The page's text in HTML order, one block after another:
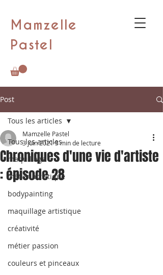
Mamzelle
Pastel
Post
Tous les articles
maquillage
métier artistique
bodypainting
maquillage artistique
créativité
métier passion
couleurs et pinceaux
Tous les articles
Chroniques d'une vie d'artiste
: épisode 28
Mamzelle Pastel
3 juin 20213 min de lecture